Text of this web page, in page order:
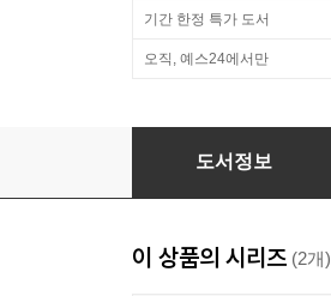
기간 한정 특가 도서
오직, 예스24에서만
포근하게 그림책처럼
도서정보
이 상품의 시리즈 (2개)